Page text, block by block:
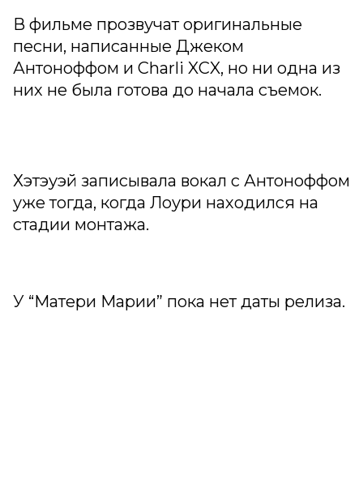
В фильме прозвучат оригинальные
песни, написанные Джеком
Антоноффом и Charli XCX, но ни одна из
них не была готова до начала съемок.
Хэтэуэй записывала вокал с Антоноффом
уже тогда, когда Лоури находился на
стадии монтажа.
У “Матери Марии” пока нет даты релиза.